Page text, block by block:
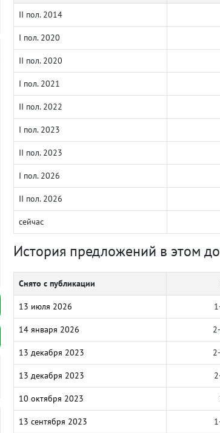
II пол. 2014
I пол. 2020
II пол. 2020
I пол. 2021
II пол. 2022
I пол. 2023
II пол. 2023
I пол. 2026
II пол. 2026
сейчас
История предложений в этом
Снято с публикации
13 июля 2026
14 января 2026
13 декабря 2023
13 декабря 2023
10 октября 2023
13 сентября 2023